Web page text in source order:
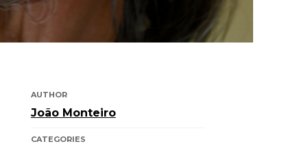
AUTHOR
João Monteiro
CATEGORIES